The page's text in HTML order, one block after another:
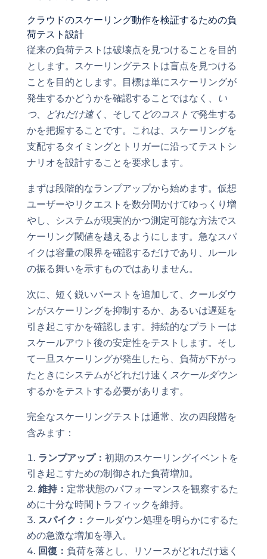
クラウドのスケーリング動作を検証するための負
荷テスト設計
従来の負荷テストは破壊点を見つけることを目的
とします。スケーリングテストは盲点を見つける
ことを目的とします。目標は単にスケーリングが
発生するかどうかを確認することではなく、
い
つ、 どれだけ速く 、そして どのコストで発生する
かを把握することです。これは、スケーリングを
支配するタイミングとトリガーに沿ってテストシ
ナリオを設計することを要求します。
まずは段階的なランプアップから始めます。仮想
ユーザーやリクエストを数分間かけてゆっくり増
やし、システムが現実的かつ測定可能な方法でス
ケーリング閾値を越えるようにします。急なスパ
イクは容量の限界を確認するだけであり、ルール
の振る舞いを示すものではありません。
次に、短く鋭いバーストを追加して、クールダウ
ンがスケーリングを抑制するか、あるいは遅延を
引き起こすかを確認します。持続的なプラトーは
スケールアウト後の安定性をテストします。そし
て一旦スケーリングが発生したら、負荷が下がっ
たときにシステムがどれだけ速く スケールダウン
するかをテストする必要があります。
完全なスケーリングテストは通常、次の四段階を
含みます：
ランプアップ： 初期のスケーリングイベントを
引き起こすための制御された負荷増加。
維持： 定常状態のパフォーマンスを観察するた
めに十分な時間トラフィックを維持。
スパイク： クールダウン処理を明らかにするた
めの急激な増加を導入。
回復： 負荷を落とし、リソースがどれだけ速く